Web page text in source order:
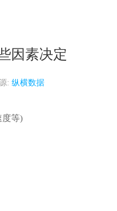
因素决定
: 纵横数据
度等)